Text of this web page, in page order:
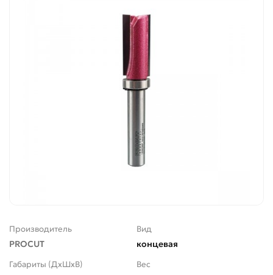
Производитель
PROCUT
Вид
концевая
Габариты (ДхШхВ) Вес